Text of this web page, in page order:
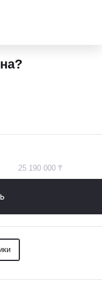
25 190 000 ₸